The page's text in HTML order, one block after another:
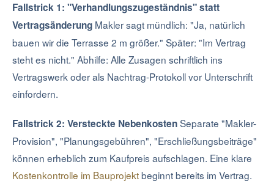
Fallstrick 1: "Verhandlungszugeständnis" statt
Vertragsänderung Makler sagt mündlich: "Ja, natürlich
bauen wir die Terrasse 2 m größer." Später: "Im Vertrag
steht es nicht." Abhilfe: Alle Zusagen schriftlich ins
Vertragswerk oder als Nachtrag-Protokoll vor Unterschrift
einfordern.
Fallstrick 2: Versteckte NebenkostenSeparate "Makler-
Provision", "Planungsgebühren", "Erschließungsbeiträge"
können erheblich zum Kaufpreis aufschlagen. Eine klare
Kostenkontrolle im Bauprojektbeginnt bereits im Vertrag.